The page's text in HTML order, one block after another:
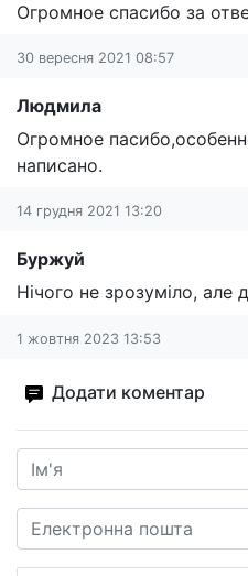
Огромное спасибо за
30 вересня 2021 08:57
Людмила
Огромное
написано.
14 грудня 2021 13:20
Буржуй
Нічого не зрозуміло, але
1 жовтня 2023 13:53
Додати коментар